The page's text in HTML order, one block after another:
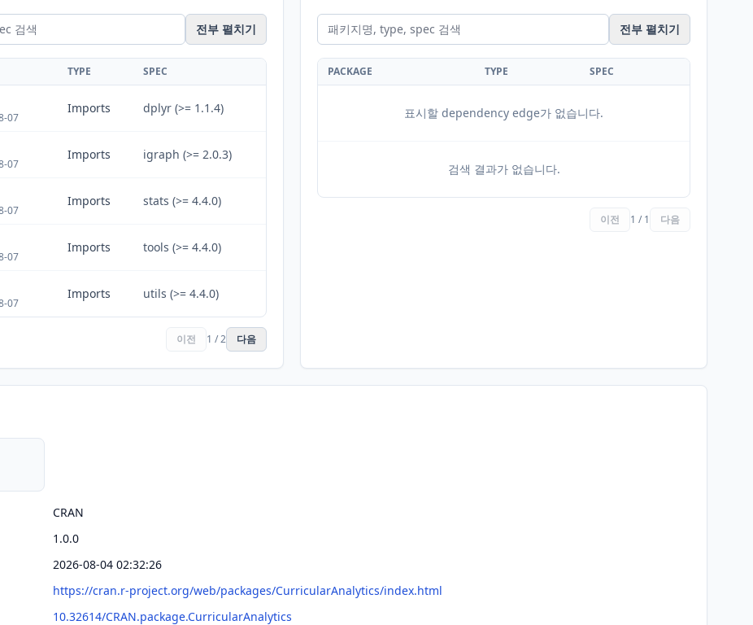
전부 펼치기
TYPE SPEC
07
Imports dplyr (>= 1.1.4)
07
Imports igraph (>= 2.0.3)
07
Imports stats (>= 4.4.0)
07
Imports tools (>= 4.4.0)
07
Imports utils (>= 4.4.0)
이전 1 / 2 다음
전부 펼치기
PACKAGE TYPE SPEC
표시할 dependency edge가 없습니다.
검색 결과가 없습니다.
이전 1 / 1 다음
CRAN
1.0.0
2026-08-04 02:32:26
https://cran.r-project.org/web/packages/CurricularAnalytics/index.html
10.32614/CRAN.package.CurricularAnalytics